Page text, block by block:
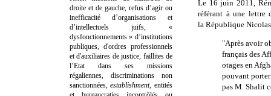
Le 16 juin 2011,
référant à une lettre
la République
"Après avoir
français des
otages en
pouvant
pas M. Shalit
droite et de gauche, refus d’agir ou
inefficacité d’organisations et
d’intellectuels juifs, «
dysfonctionnements » d’institutions
publiques, d'ordres professionnels
et d'auxiliaires de justice, faillites de
l’Etat dans ses missions
régaliennes, discriminations non
sanctionnées,establishment, entités